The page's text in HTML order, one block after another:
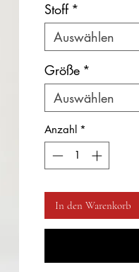
Stoff *
Auswählen
Größe *
Auswählen
Anzahl *
In den Warenkorb